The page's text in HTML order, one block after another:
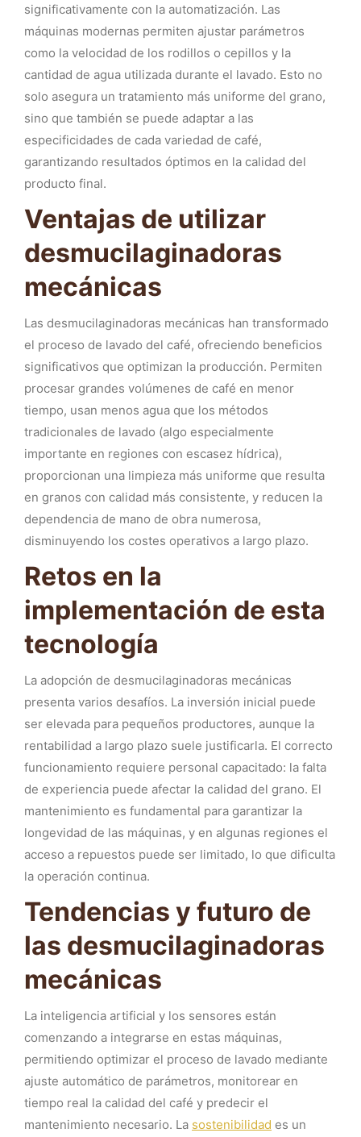
significativamente con la automatización. Las
máquinas modernas permiten ajustar parámetros
como la velocidad de los rodillos o cepillos y la
cantidad de agua utilizada durante el lavado. Esto no
solo asegura un tratamiento más uniforme del grano,
sino que también se puede adaptar a las
especificidades de cada variedad de café,
garantizando resultados óptimos en la calidad del
producto final.
Ventajas de utilizar
desmucilaginadoras
mecánicas
Las desmucilaginadoras mecánicas han transformado
el proceso de lavado del café, ofreciendo beneficios
significativos que optimizan la producción. Permiten
procesar grandes volúmenes de café en menor
tiempo, usan menos agua que los métodos
tradicionales de lavado (algo especialmente
importante en regiones con escasez hídrica),
proporcionan una limpieza más uniforme que resulta
en granos con calidad más consistente, y reducen la
dependencia de mano de obra numerosa,
disminuyendo los costes operativos a largo plazo.
Retos en la
implementación de esta
tecnología
La adopción de desmucilaginadoras mecánicas
presenta varios desafíos. La inversión inicial puede
ser elevada para pequeños productores, aunque la
rentabilidad a largo plazo suele justificarla. El correcto
funcionamiento requiere personal capacitado: la falta
de experiencia puede afectar la calidad del grano. El
mantenimiento es fundamental para garantizar la
longevidad de las máquinas, y en algunas regiones el
acceso a repuestos puede ser limitado, lo que dificulta
la operación continua.
Tendencias y futuro de
las desmucilaginadoras
mecánicas
La inteligencia artificial y los sensores están
comenzando a integrarse en estas máquinas,
permitiendo optimizar el proceso de lavado mediante
ajuste automático de parámetros, monitorear en
tiempo real la calidad del café y predecir el
mantenimiento necesario. La sostenibilidad es un